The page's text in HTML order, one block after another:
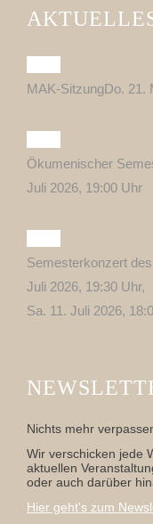
MAK-SitzungDo. 21.
Ökumenischer
Juli 2026, 19:00 Uhr
Semesterkonzert
Juli 2026, 19:30 Uhr,
Sa. 11. Juli 2026,
Nichts mehr
Wir verschicken jede
aktuellen
oder auch darüber
Hier geht's zum